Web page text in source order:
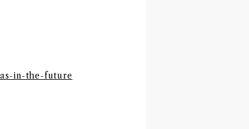
in-the-future